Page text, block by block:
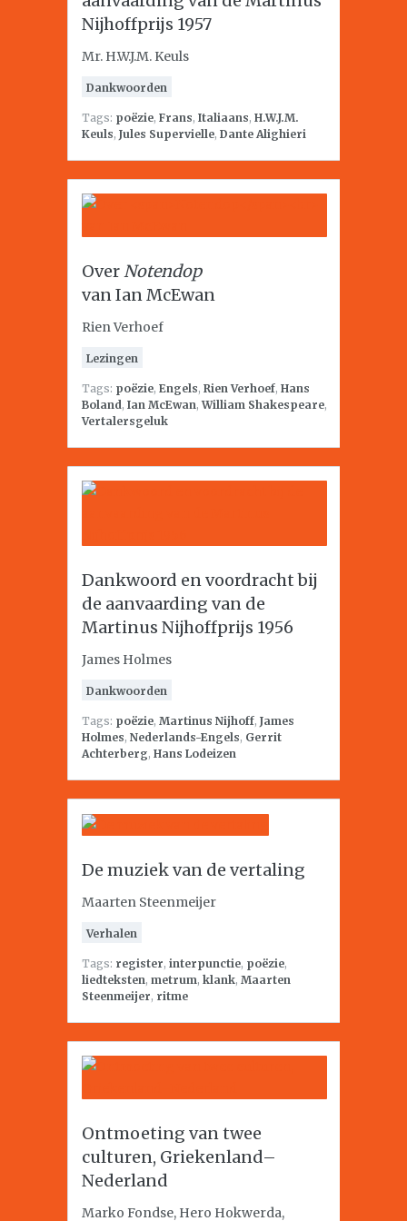
Nijhoffprijs 1957
Mr. H.W.J.M. Keuls
Dankwoorden
Tags: poëzie, Frans, Italiaans, H.W.J.M.
Keuls, Jules Supervielle, Dante Alighieri
OverNotendop
van Ian McEwan
Rien Verhoef
Lezingen
Tags: poëzie, Engels, Rien Verhoef, Hans
Boland , Ian McEwan,William Shakespeare,
Vertalersgeluk
Dankwoord en voordracht bij
de aanvaarding van de
Martinus Nijhoffprijs 1956
James Holmes
Dankwoorden
Tags: poëzie, Martinus Nijhoff, James
Holmes, Nederlands-Engels, Gerrit
Achterberg, Hans Lodeizen
De muziek van de vertaling
Maarten Steenmeijer
Verhalen
Tags: register, interpunctie, poëzie,
liedteksten, metrum, klank, Maarten
Steenmeijer, ritme
Ontmoeting van twee
culturen, Griekenland–
Nederland
Marko Fondse, Hero Hokwerda,